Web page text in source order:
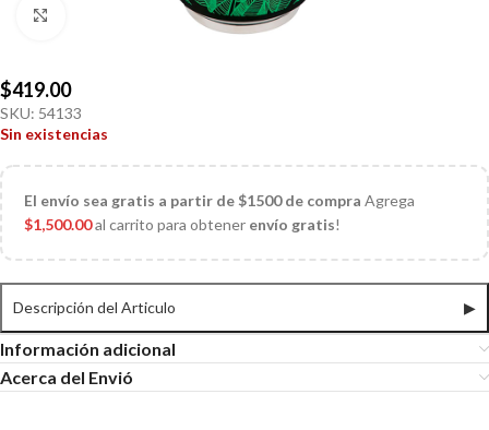
$419.00
SKU: 54133
Sin existencias
El envío sea gratis a partir de $1500 de compra Agrega
$1,500.00al carrito para obtener envío gratis!
Descripción del Articulo ▶
Información adicional
Acerca del Envió